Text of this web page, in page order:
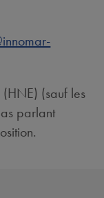
(sauf les
parlant